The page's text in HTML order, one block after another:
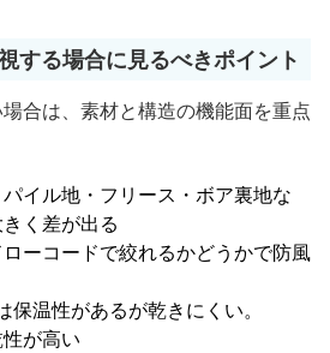
する場合に見るべきポイント
合は、素材と構造の機能面を重点
パイル地・フリース・ボア裏地な
く差が出る
ーコードで絞れるかどうかで防風
保温性があるが乾きにくい。
が高い